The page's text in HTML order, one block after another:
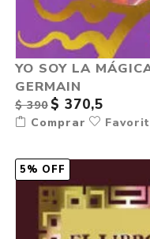
YO SOY LA
GERMAIN
$ 390 $ 370,5
Comprar
5% OFF